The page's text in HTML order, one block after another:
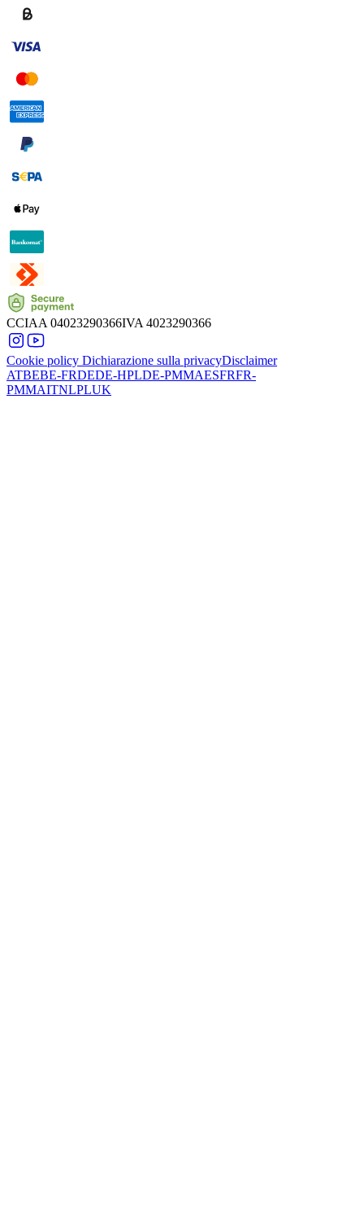
CCIAA 04023290366IVA 4023290366
Cookie policy Dichiarazione sulla privacyDisclaimer
ATBEBE-FRDEDE-HPLDE-PMMAESFRFR-
PMMAITNLPLUK